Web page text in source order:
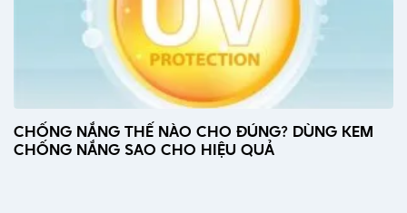
CHỐNG NẮNG THẾ NÀO CHO ĐÚNG? DÙNG KEM
CHỐNG NẮNG SAO CHO HIỆU QUẢ